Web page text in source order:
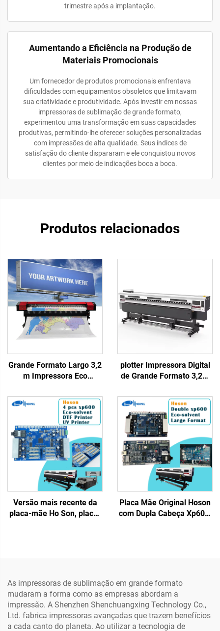
trimestre após a implantação.
Aumentando a Eficiência na Produção de
Materiais Promocionais
Um fornecedor de produtos promocionais enfrentava
dificuldades com equipamentos obsoletos que limitavam
sua criatividade e produtividade. Após investir em nossas
impressoras de sublimação de grande formato,
experimentou uma transformação em suas capacidades
produtivas, permitindo-lhe oferecer soluções personalizadas
com impressões de alta qualidade. Seus índices de
satisfação do cliente dispararam e ele conquistou novos
clientes por meio de indicações boca a boca.
Produtos relacionados
Grande Formato Largo 3,2
m Impressora Eco
Plotter Eco Solvente para
Impressão em Lona, Vinil
e Banner Máquina de
Impressão
plotter Impressora Digital
de Grande Formato 3,2m
com Cabeças de
Impressão I3200/xp600
Jato de Tinta Eco Solvente
com CMYK 220V
Fornecido
Versão mais recente da
placa-mãe Ho Son, placa-
Placa Mãe Original Hoson
com Dupla Cabeça Xp600,
As impressoras de sublimação em grande formato
mudaram a forma como as empresas abordam a
impressão. A Shenzhen Shenchuangxing Technology Co.,
Ltd. fabrica impressoras avançadas que trazem benefícios
a cada canto do planeta. Ao utilizar a tecnologia de